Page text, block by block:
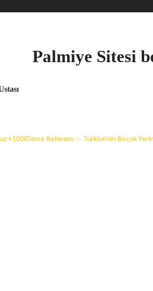
+1000'lerce Referans ✨ Türkiye'nin Birçok